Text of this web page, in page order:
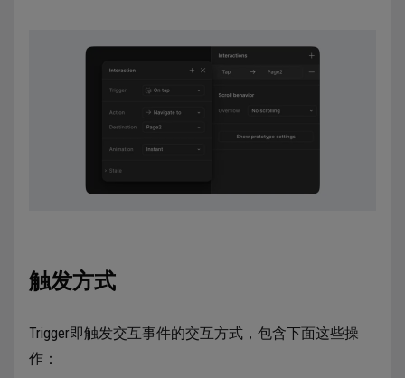
触发方式
Trigger即触发交互事件的交互方式，包含下面这些操
作：